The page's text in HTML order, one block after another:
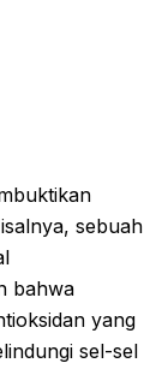
sebuah
bahwa
yang
sel-sel